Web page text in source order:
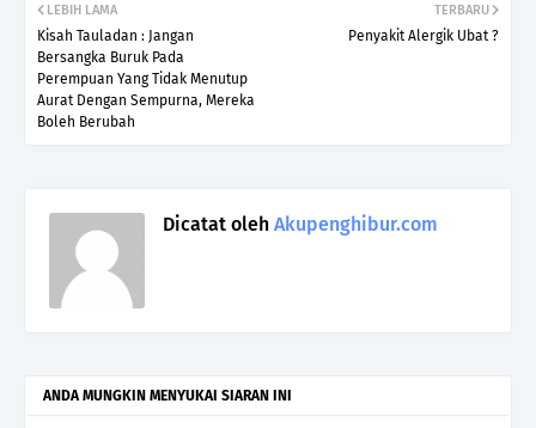
TERBARU
Penyakit Alergik Ubat ?
LEBIH LAMA
Kisah Tauladan : Jangan
Bersangka Buruk Pada
Perempuan Yang Tidak Menutup
Aurat Dengan Sempurna, Mereka
Boleh Berubah
Dicatat oleh Akupenghibur.com
ANDA MUNGKIN MENYUKAI SIARAN INI